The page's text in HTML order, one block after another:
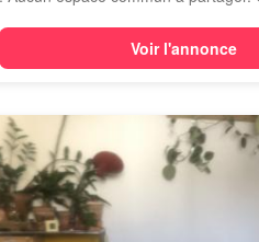
Voir l'annonce